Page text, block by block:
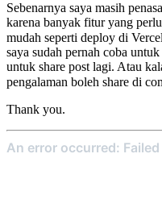
Sebenarnya saya masih
karena banyak fitur yang
mudah seperti deploy di
saya sudah pernah coba
untuk share post lagi. Atau
pengalaman boleh share di
Thank you.